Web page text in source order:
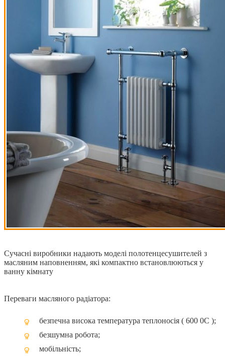
Сучасні виробники надають моделі полотенцесушителей з
масляним наповненням, які компактно встановлюються у
ванну кімнату
Переваги масляного радіатора:
безпечна висока температура теплоносія ( 600 0С );
безшумна робота;
мобільність;